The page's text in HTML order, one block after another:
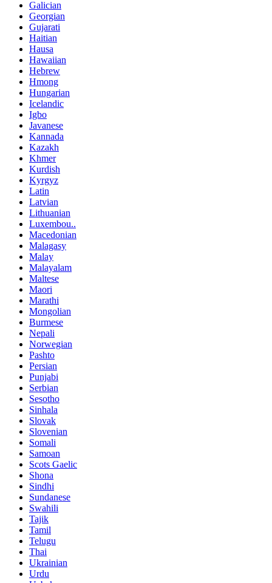
Galician
Georgian
Gujarati
Haitian
Hausa
Hawaiian
Hebrew
Hmong
Hungarian
Icelandic
Igbo
Javanese
Kannada
Kazakh
Khmer
Kurdish
Kyrgyz
Latin
Latvian
Lithuanian
Luxembou..
Macedonian
Malagasy
Malay
Malayalam
Maltese
Maori
Marathi
Mongolian
Burmese
Nepali
Norwegian
Pashto
Persian
Punjabi
Serbian
Sesotho
Sinhala
Slovak
Slovenian
Somali
Samoan
Scots Gaelic
Shona
Sindhi
Sundanese
Swahili
Tajik
Tamil
Telugu
Thai
Ukrainian
Urdu